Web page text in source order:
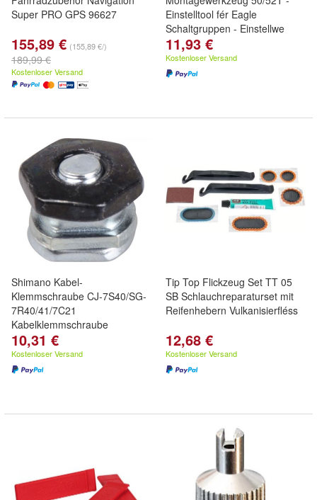
Super PRO GPS 96627
155,89 € (155,89 €/)
189,99 €
Kostenloser Versand
Einstelltool fér Eagle
Schaltgruppen - Einstellwe
11,93 €
Kostenloser Versand
Shimano Kabel-
Klemmschraube CJ-7S40/SG-
7R40/41/7C21
Kabelklemmschraube
10,31 €
Kostenloser Versand
Tip Top Flickzeug Set TT 05
SB Schlauchreparaturset mit
Reifenhebern Vulkanisierfléss
12,68 €
Kostenloser Versand